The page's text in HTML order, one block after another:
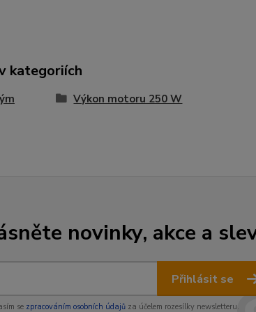
kategoriích
Výkon motoru 250 W
novinky, akce a
Přihlásit se
se zpracováním osobních údajůza účelem rozesílky newsletteru.